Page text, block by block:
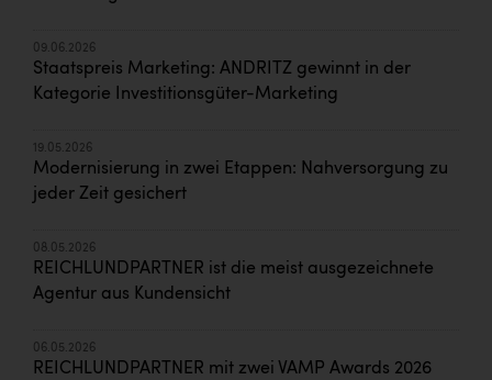
09.06.2026
Staatspreis Marketing: ANDRITZ gewinnt in der
Kategorie Investitionsgüter-Marketing
19.05.2026
Modernisierung in zwei Etappen: Nahversorgung zu
jeder Zeit gesichert
08.05.2026
REICHLUNDPARTNER ist die meist ausgezeichnete
Agentur aus Kundensicht
06.05.2026
REICHLUNDPARTNER mit zwei VAMP Awards 2026